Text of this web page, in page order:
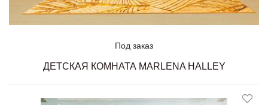
Под заказ
ДЕТСКАЯ КОМНАТА MARLENA HALLEY